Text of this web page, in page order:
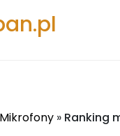
Mikrofony » Ranking